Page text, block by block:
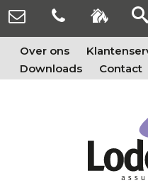
Over ons
Downloads
Contact